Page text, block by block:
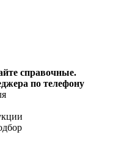
справочные.
по телефону